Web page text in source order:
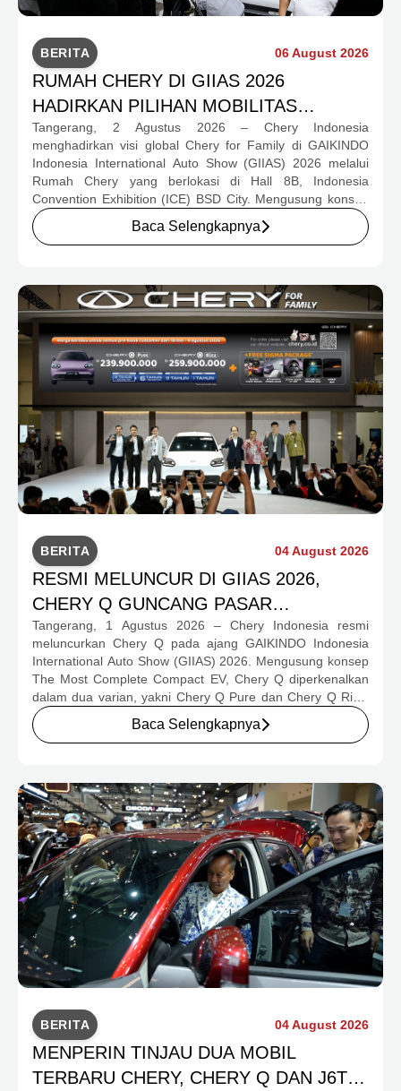
BERITA 06 August 2026
RUMAH CHERY DI GIIAS 2026
HADIRKAN PILIHAN MOBILITAS
LENGKAP DAN PROGRAM APRESIASI
KONSUMEN BERNILAI HAMPIR RP1
MILIAR
Tangerang, 2 Agustus 2026 – Chery Indonesia
menghadirkan visi global Chery for Family di GAIKINDO
Indonesia International Auto Show (GIIAS) 2026 melalui
Rumah Chery yang berlokasi di Hall 8B, Indonesia
Convention Exhibition (ICE) BSD City. Mengusung konsep
rumah yang hangat dan inklusif, Chery menghadirkan
pengalaman menyeluruh bagi keluarga Indonesia melalui
program apresiasi untuk konsumen.
Baca Selengkapnya
BERITA 04 August 2026
RESMI MELUNCUR DI GIIAS 2026,
CHERY Q GUNCANG PASAR
OTOMOTIF MELALUI HARGA SPESIAL
MULAI RP239,9 JUTA
Tangerang, 1 Agustus 2026 – Chery Indonesia resmi
meluncurkan Chery Q pada ajang GAIKINDO Indonesia
International Auto Show (GIIAS) 2026. Mengusung konsep
The Most Complete Compact EV, Chery Q diperkenalkan
dalam dua varian, yakni Chery Q Pure dan Chery Q Rizz,
untuk mengakomodasi kebutuhan mobilitas serta
preferensi konsumen yang berbeda.
Baca Selengkapnya
BERITA 04 August 2026
MENPERIN TINJAU DUA MOBIL
TERBARU CHERY, CHERY Q DAN J6T